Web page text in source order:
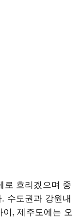
로 흐리겠으며 중
수도권과 강원내
, 제주도에는 오